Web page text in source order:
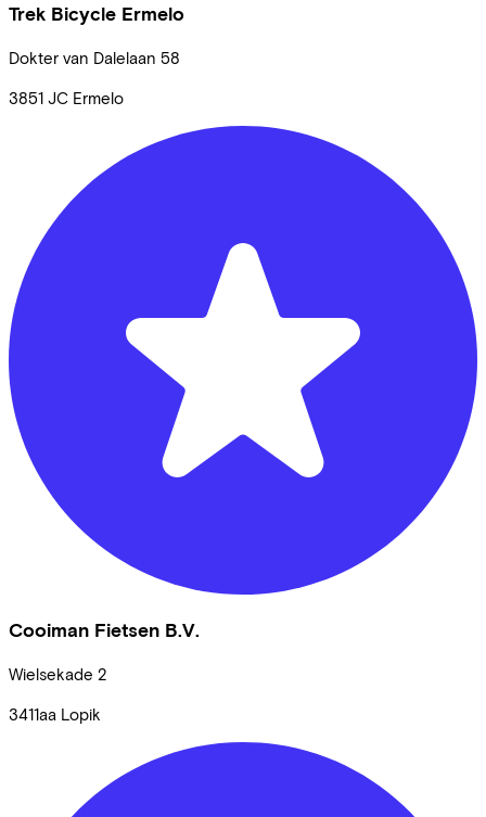
Trek Bicycle Ermelo
Dokter van Dalelaan 58
3851 JC Ermelo
Cooiman Fietsen B.V.
Wielsekade 2
3411aa Lopik